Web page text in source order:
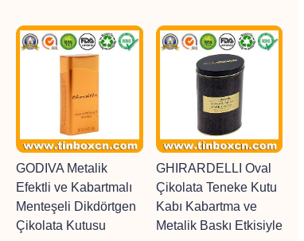
GODIVA Metalik
Efektli ve Kabartmalı
Menteşeli Dikdörtgen
Çikolata Kutusu
GHIRARDELLI Oval
Çikolata Teneke Kutu
Kabı Kabartma ve
Metalik Baskı Etkisiyle